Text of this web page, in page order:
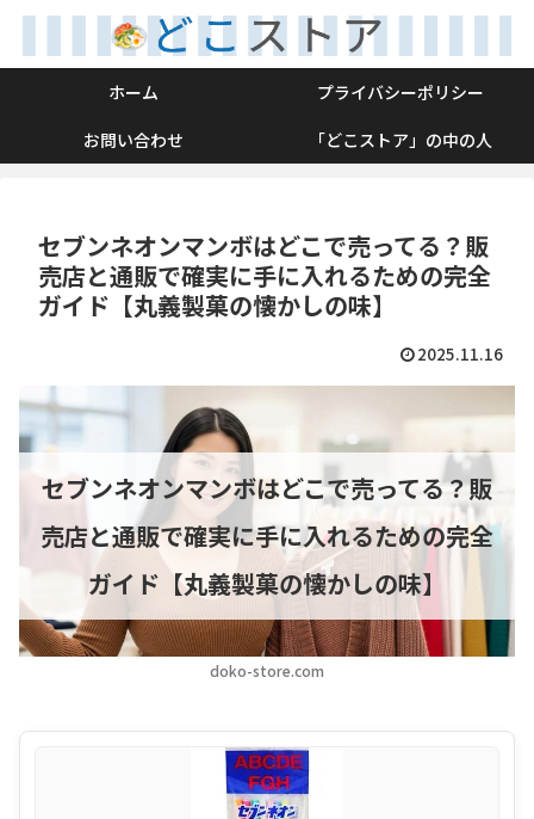
ホーム
プライバシーポリシー
お問い合わせ
「どこストア」の中の人
セブンネオンマンボはどこで売ってる？販
売店と通販で確実に手に入れるための完全
ガイド【丸義製菓の懐かしの味】
2025.11.16
doko-store.com
セブンネオンマンボはどこで売ってる？販
売店と通販で確実に手に入れるための完全
ガイド【丸義製菓の懐かしの味】